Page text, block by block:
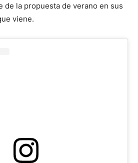
de la propuesta de verano en sus
viene.